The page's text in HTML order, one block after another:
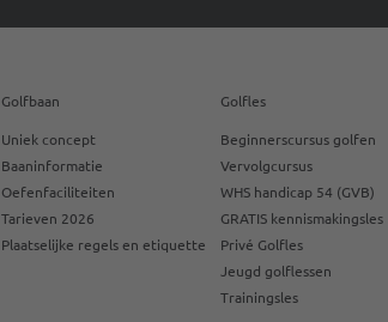
Golfbaan
Uniek concept
Baaninformatie
Oefenfaciliteiten
Tarieven 2026
Plaatselijke regels en etiquette
Golfles
Beginnerscursus golfen
Vervolgcursus
WHS handicap 54 (GVB)
GRATIS kennismakingsles
Privé Golfles
Jeugd golflessen
Trainingsles